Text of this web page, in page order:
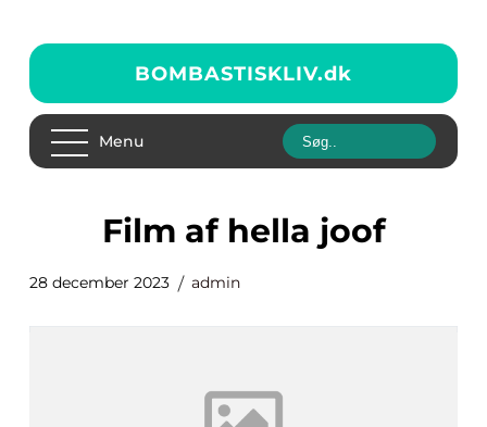
BOMBASTISKLIV.dk
Menu
film af hella joof
28 december 2023 admin